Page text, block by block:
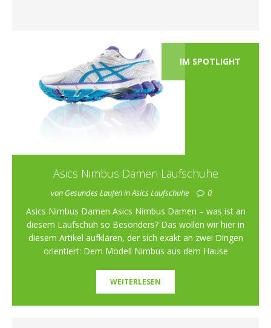
IM SPOTLIGHT
Asics Nimbus Damen Laufschuhe
von Gesundes Laufen in Asics Laufschuhe 0
Asics Nimbus Damen Asics Nimbus Damen – was ist an
diesem Laufschuh so Besonders? Das wollen wir hier in
diesem Artikel aufklären, der sich exakt an zwei Dingen
orientiert: Dem Modell Nimbus aus dem Hause
WEITERLESEN